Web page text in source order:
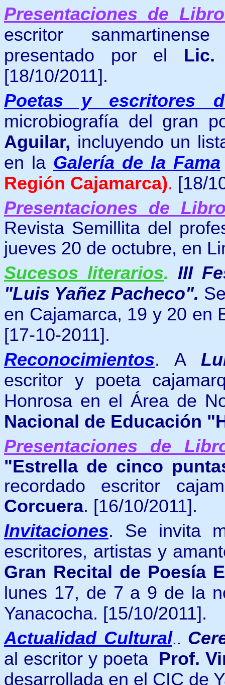
Presentaciones de
escritor
presentado por el Lic.
[18/10/2011].
Poetas y escritores
microbiografía del gran
Aguilar, incluyendo un
en la Galería de la Fama
Región Cajamarca). [18/
Presentaciones de
Revista Semillita del
jueves 20 de octubre, en
Sucesos literarios. III
"Luis Yañez Pacheco".
en Cajamarca, 19 y 20 en
[17-10-2011].
Reconocimientos. A
escritor y poeta
Honrosa en el Área de
Nacional de Educación
Presentaciones de
"Estrella de cinco
recordado escritor
Corcuera. [16/10/2011].
Invitaciones. Se invita
escritores, artistas y
Gran Recital de Poesía
lunes 17, de 7 a 9 de la
Yanacocha. [15/10/2011].
Actualidad Cultural.. C
al escritor y poeta Prof.
desarrollada en el CIC de